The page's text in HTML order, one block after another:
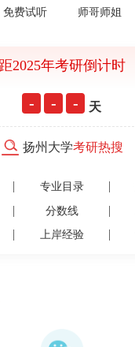
免费试听 师哥师姐
距2025年考研倒计时
- - - 天
扬州大学考研热搜
专业目录
分数线
上岸经验